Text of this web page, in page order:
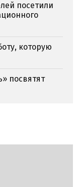
посетили
которую
посвятят